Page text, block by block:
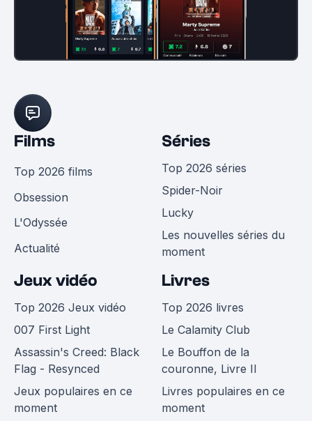
Films
Top 2026 films
Obsession
L'Odyssée
Actualité
Séries
Top 2026 séries
Spider-Noir
Lucky
Les nouvelles séries du
moment
Jeux vidéo
Top 2026 Jeux vidéo
007 First Light
Assassin's Creed: Black
Flag - Resynced
Jeux populaires en ce
moment
Livres
Top 2026 livres
Le Calamity Club
Le Bouffon de la
couronne, Livre II
Livres populaires en ce
moment